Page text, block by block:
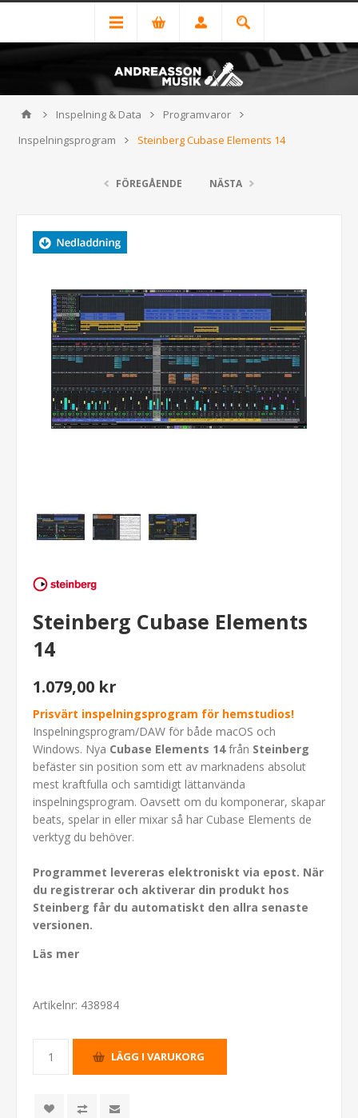
Inspelning & Data
Programvaror
Inspelningsprogram
Steinberg Cubase Elements 14
FÖREGÅENDE NÄSTA
Steinberg Cubase Elements
14
1.079,00 kr
Prisvärt inspelningsprogram för hemstudios!
Inspelningsprogram/DAW för både macOS och
Windows. Nya Cubase Elements 14från Steinberg
befäster sin position som ett av marknadens absolut
mest kraftfulla och samtidigt lättanvända
inspelningsprogram. Oavsett om du komponerar, skapar
beats, spelar in eller mixar så har Cubase Elements de
verktyg du behöver.
Programmet levereras elektroniskt via epost. När
du registrerar och aktiverar din produkt hos
Steinberg får du automatiskt den allra senaste
versionen.
Läs mer
Artikelnr: 438984